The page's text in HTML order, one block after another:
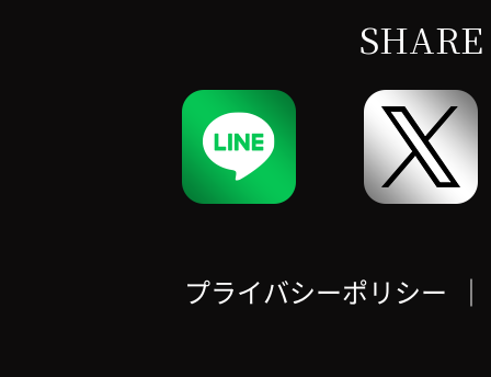
SHARE
プライバシーポリシー ｜